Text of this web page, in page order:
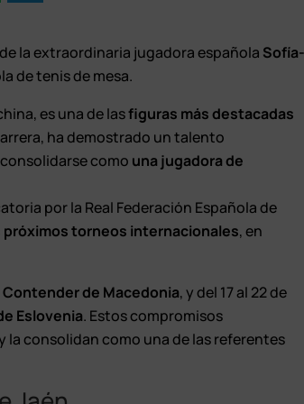
la extraordinaria jugadora española
de tenis de mesa.
es una de lasfiguras más destacadas
ha demostrado un talento
como una jugadora de
por la Real Federación Española de
próximos torneos internacionales, en
Contender de Macedonia, y del 17 al 22 de
Eslovenia. Estos compromisos
consolidan como una de las referentes